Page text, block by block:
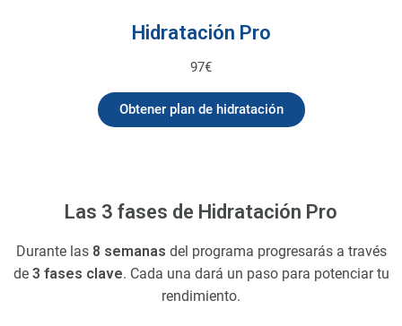
Hidratación Pro
97€
Obtener plan de hidratación
Las 3 fases de Hidratación Pro
Durante las 8 semanas del programa progresarás a través
de 3 fases clave. Cada una dará un paso para potenciar tu
rendimiento.